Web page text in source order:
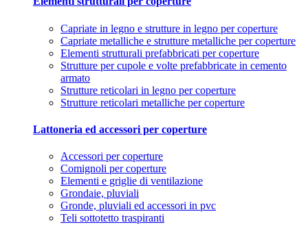
Capriate in legno e strutture in legno per coperture
Capriate metalliche e strutture metalliche per coperture
Elementi strutturali prefabbricati per coperture
Strutture per cupole e volte prefabbricate in cemento
armato
Strutture reticolari in legno per coperture
Strutture reticolari metalliche per coperture
Lattoneria ed accessori per coperture
Accessori per coperture
Comignoli per coperture
Elementi e griglie di ventilazione
Grondaie, pluviali
Gronde, pluviali ed accessori in pvc
Teli sottotetto traspiranti